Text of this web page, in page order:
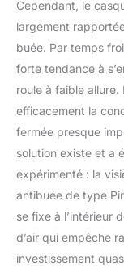
Cependant, le
largement
buée. Par temps
forte tendance à
roule à faible
efficacement la
fermée presque
solution existe et a
expérimenté : la
antibuée de type
se fixe à l’intérieur
d’air qui empêche
investissement